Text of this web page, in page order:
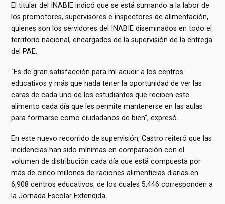
El titular del INABIE indicó que se está sumando a la labor de
los promotores, supervisores e inspectores de alimentación,
quienes son los servidores del INABIE diseminados en todo el
territorio nacional, encargados de la supervisión de la entrega
del PAE.
“Es de gran satisfacción para mí acudir a los centros
educativos y más que nada tener la oportunidad de ver las
caras de cada uno de los estudiantes que reciben este
alimento cada día que les permite mantenerse en las aulas
para formarse como ciudadanos de bien”, expresó.
En este nuevo recorrido de supervisión, Castro reiteró que las
incidencias han sido mínimas en comparación con el
volumen de distribución cada día que está compuesta por
más de cinco millones de raciones alimenticias diarias en
6,908 centros educativos, de los cuales 5,446 corresponden a
la Jornada Escolar Extendida.